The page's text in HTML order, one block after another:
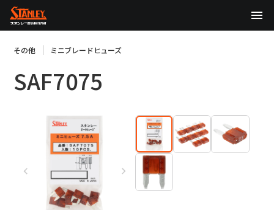
TOP
企業情報
テクノロジー
サステナビリティ
株主・投資家情報
その他 ミニブレードヒューズ
SAF7075